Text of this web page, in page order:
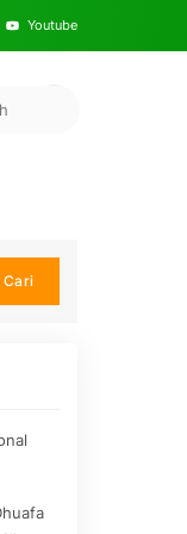
Youtube
Cari